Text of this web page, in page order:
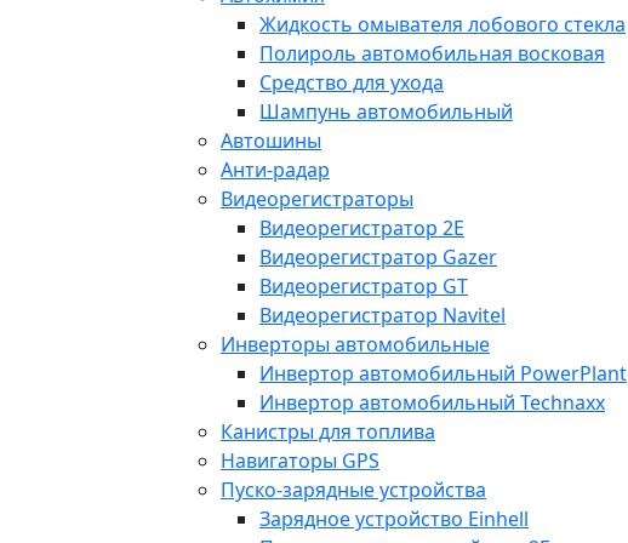
Жидкость омывателя лобового стекла
Полироль автомобильная восковая
Средство для ухода
Шампунь автомобильный
Автошины
Анти-радар
Видеорегистраторы
Видеорегистратор 2E
Видеорегистратор Gazer
Видеорегистратор GT
Видеорегистратор Navitel
Инверторы автомобильные
Инвертор автомобильный PowerPlant
Инвертор автомобильный Technaxx
Канистры для топлива
Навигаторы GPS
Пуско-зарядные устройства
Зарядное устройство Einhell